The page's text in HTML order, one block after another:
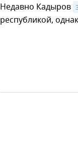
Недавно Кадыров
республикой,